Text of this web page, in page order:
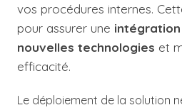
vos procédures internes.
pour assurer une
nouvelles technologies et
efficacité.
Le déploiement de la solution